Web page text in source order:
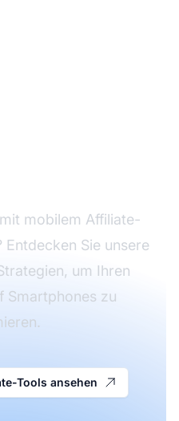
mobilem Affiliate-
Sie unsere
um Ihren
Smartphones zu
Tools ansehen